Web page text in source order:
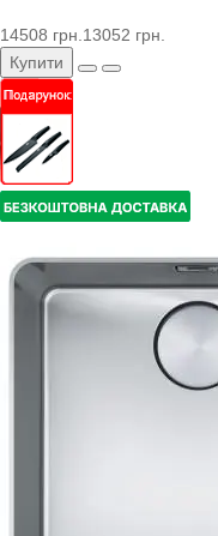
14508 грн. 13052 грн.
Купити